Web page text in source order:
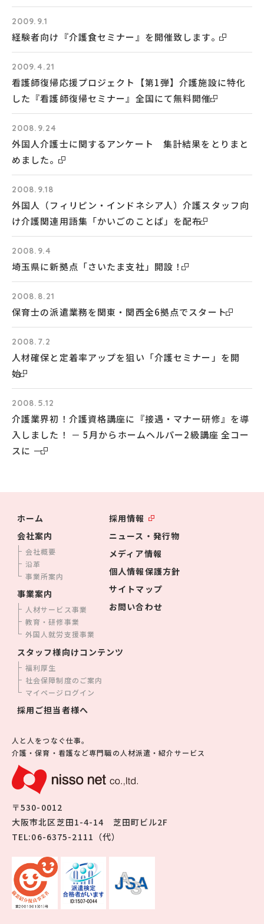
2009.9.1
経験者向け『介護食セミナー』を開催致します。
2009.4.21
看護師復帰応援プロジェクト【第1弾】介護施設に特化
した『看護師復帰セミナー』全国にて無料開催
2008.9.24
外国人介護士に関するアンケート 集計結果をとりまと
めました。
2008.9.18
外国人（フィリピン・インドネシア人）介護スタッフ向
け介護関連用語集「かいごのことば」を配布
2008.9.4
埼玉県に新拠点「さいたま支社」開設！
2008.8.21
保育士の派遣業務を関東・関西全6拠点でスタート
2008.7.2
人材確保と定着率アップを狙い「介護セミナー」を開
始
2008.5.12
介護業界初！介護資格講座に『接遇・マナー研修』を導
入しました！ － 5月からホームヘルパー2級講座 全コー
スに －
ホーム
会社案内
会社概要
沿革
事業所案内
事業案内
人材サービス事業
教育・研修事業
外国人就労支援事業
採用情報
ニュース・発行物
メディア情報
個人情報保護方針
サイトマップ
お問い合わせ
スタッフ様向けコンテンツ
福利厚生
社会保障制度のご案内
マイページログイン
採用ご担当者様へ
人と人をつなぐ仕事。
介護・保育・看護など専門職の人材派遣・紹介サービス
〒530-0012
大阪市北区芝田1-4-14 芝田町ビル2F
TEL:06-6375-2111（代）